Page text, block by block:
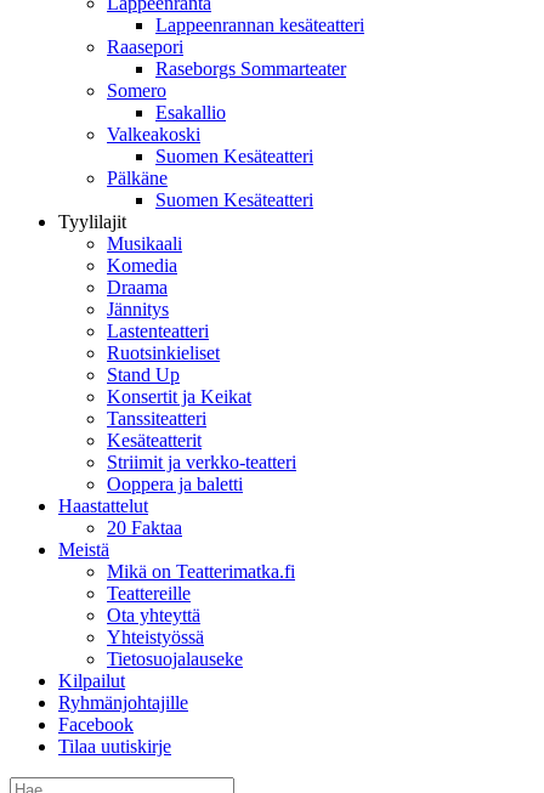
Lappeenrannan kesäteatteri
Raasepori
Raseborgs Sommarteater
Somero
Esakallio
Valkeakoski
Suomen Kesäteatteri
Pälkäne
Suomen Kesäteatteri
Tyylilajit
Musikaali
Komedia
Draama
Jännitys
Lastenteatteri
Ruotsinkieliset
Stand Up
Konsertit ja Keikat
Tanssiteatteri
Kesäteatterit
Striimit ja verkko-teatteri
Ooppera ja baletti
Haastattelut
20 Faktaa
Meistä
Mikä on Teatterimatka.fi
Teattereille
Ota yhteyttä
Yhteistyössä
Tietosuojalauseke
Kilpailut
Ryhmänjohtajille
Facebook
Tilaa uutiskirje
Etsi